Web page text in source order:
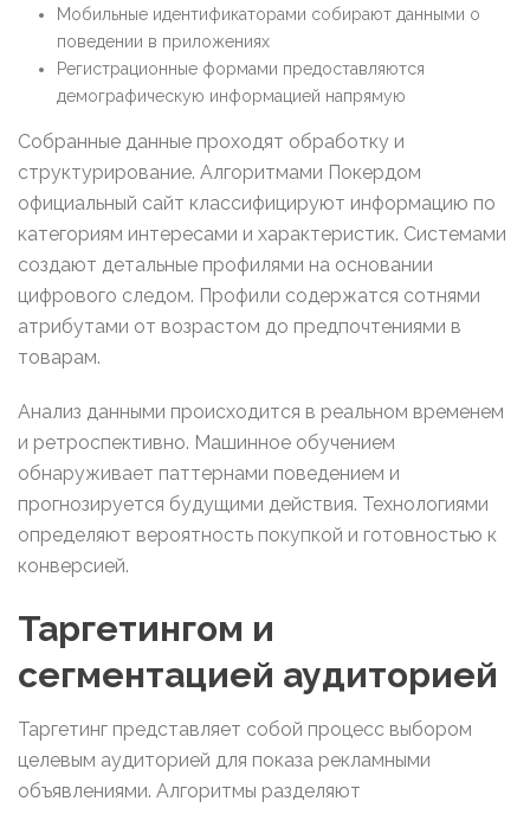
Мобильные идентификаторами собирают данными о
поведении в приложениях
Регистрационные формами предоставляются
демографическую информацией напрямую
Собранные данные проходят обработку и
структурирование. Алгоритмами Покердом
официальный сайт классифицируют информацию по
категориям интересами и характеристик. Системами
создают детальные профилями на основании
цифрового следом. Профили содержатся сотнями
атрибутами от возрастом до предпочтениями в
товарам.
Анализ данными происходится в реальном временем
и ретроспективно. Машинное обучением
обнаруживает паттернами поведением и
прогнозируется будущими действия. Технологиями
определяют вероятность покупкой и готовностью к
конверсией.
Таргетингом и
сегментацией аудиторией
Таргетинг представляет собой процесс выбором
целевым аудиторией для показа рекламными
объявлениями. Алгоритмы разделяют